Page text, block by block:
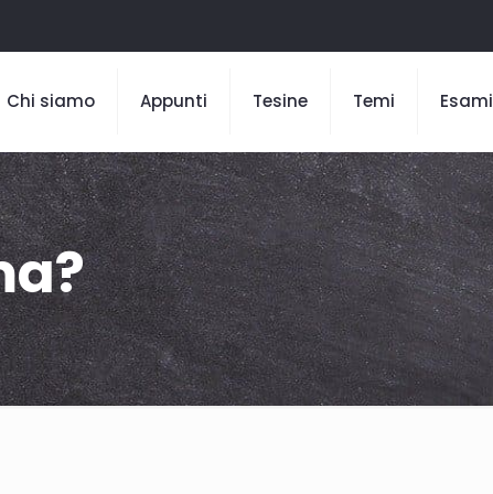
Chi siamo Appunti Tesine Temi Esami